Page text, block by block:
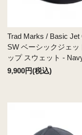
Trad Marks / Basic Jet
SW ベーシックジェッ
ップ スウェット -
9,900円(税込)